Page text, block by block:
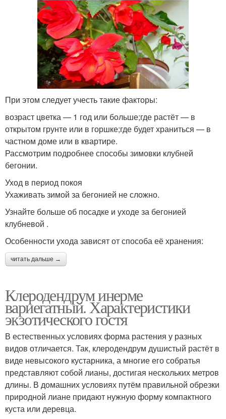
При этом следует учесть такие факторы:
возраст цветка — 1 год или больше;где растёт — в
открытом грунте или в горшке;где будет храниться — в
частном доме или в квартире.
Рассмотрим подробнее способы зимовки клубней
бегонии.
Уход в период покоя
Ухаживать зимой за бегонией не сложно.
Узнайте больше об посадке и уходе за бегонией
клубневой .
Особенности ухода зависят от способа её хранения:
читать дальше →
Клеродендрум инерме
вариегатный. Характеристики
экзотического гостя
В естественных условиях форма растения у разных
видов отличается. Так, клеродендрум душистый растёт в
виде невысокого кустарника, а многие его собратья
представляют собой лианы, достигая нескольких метров
длины. В домашних условиях путём правильной обрезки
природной лиане придают нужную форму компактного
куста или деревца.